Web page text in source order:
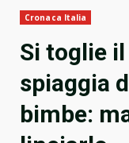
Cronaca Italia
Si toglie
spiaggia
bimbe: